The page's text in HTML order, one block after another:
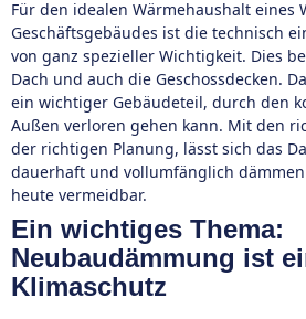
Für den idealen Wärmehaushalt eines
Geschäftsgebäudes ist die technisch
von ganz spezieller Wichtigkeit. Dies
Dach und auch die Geschossdecken.
ein wichtiger Gebäudeteil, durch den
Außen verloren gehen kann. Mit den
der richtigen Planung, lässt sich das
dauerhaft und vollumfänglich
heute vermeidbar.
Ein wichtiges Thema:
Neubaudämmung ist
Klimaschutz